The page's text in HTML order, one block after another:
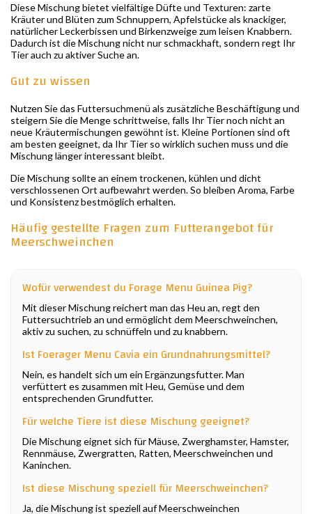
Diese Mischung bietet vielfältige Düfte und Texturen: zarte
Kräuter und Blüten zum Schnuppern, Apfelstücke als knackiger,
natürlicher Leckerbissen und Birkenzweige zum leisen Knabbern.
Dadurch ist die Mischung nicht nur schmackhaft, sondern regt Ihr
Tier auch zu aktiver Suche an.
Gut zu wissen
Nutzen Sie das Futtersuchmenü als zusätzliche Beschäftigung und
steigern Sie die Menge schrittweise, falls Ihr Tier noch nicht an
neue Kräutermischungen gewöhnt ist. Kleine Portionen sind oft
am besten geeignet, da Ihr Tier so wirklich suchen muss und die
Mischung länger interessant bleibt.
Die Mischung sollte an einem trockenen, kühlen und dicht
verschlossenen Ort aufbewahrt werden. So bleiben Aroma, Farbe
und Konsistenz bestmöglich erhalten.
Häufig gestellte Fragen zum Futterangebot für
Meerschweinchen
Wofür verwendest du Forage Menu Guinea Pig?
Mit dieser Mischung reichert man das Heu an, regt den
Futtersuchtrieb an und ermöglicht dem Meerschweinchen,
aktiv zu suchen, zu schnüffeln und zu knabbern.
Ist Foerager Menu Cavia ein Grundnahrungsmittel?
Nein, es handelt sich um ein Ergänzungsfutter. Man
verfüttert es zusammen mit Heu, Gemüse und dem
entsprechenden Grundfutter.
Für welche Tiere ist diese Mischung geeignet?
Die Mischung eignet sich für Mäuse, Zwerghamster, Hamster,
Rennmäuse, Zwergratten, Ratten, Meerschweinchen und
Kaninchen.
Ist diese Mischung speziell für Meerschweinchen?
Ja, die Mischung ist speziell auf Meerschweinchen